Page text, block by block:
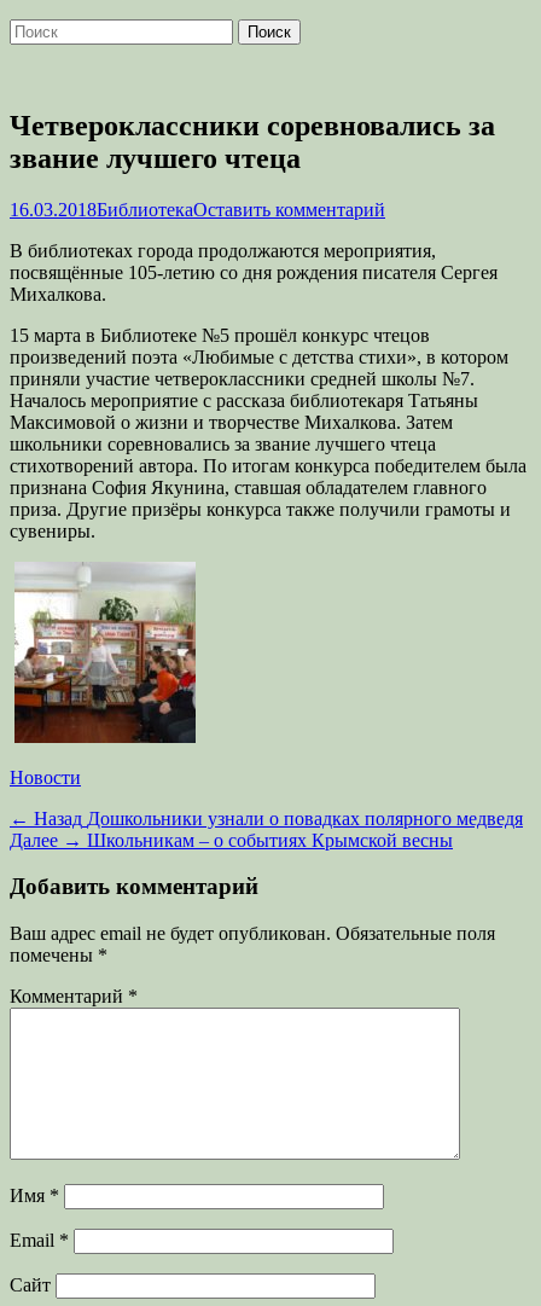
Поиск
Найти:
Четвероклассники соревновались за
звание лучшего чтеца
Опубликовано
16.03.2018Автор
БиблиотекаОставить комментарий
В библиотеках города продолжаются мероприятия,
посвящённые 105-летию со дня рождения писателя Сергея
Михалкова.
15 марта в Библиотеке №5 прошёл конкурс чтецов
произведений поэта «Любимые с детства стихи», в котором
приняли участие четвероклассники средней школы №7.
Началось мероприятие с рассказа библиотекаря Татьяны
Максимовой о жизни и творчестве Михалкова. Затем
школьники соревновались за звание лучшего чтеца
стихотворений автора. По итогам конкурса победителем была
признана София Якунина, ставшая обладателем главного
приза. Другие призёры конкурса также получили грамоты и
сувениры.
Категории
Новости
Навигация
по
записям
← Назад Предыдущая
запись:
Дошкольники узнали о повадках полярного медведя
Далее → Следующая
Школьникам – о событиях Крымской весны
Добавить комментарий
Ваш адрес email не будет опубликован. Обязательные поля
помечены *
Комментарий *
Имя *
Email *
Сайт